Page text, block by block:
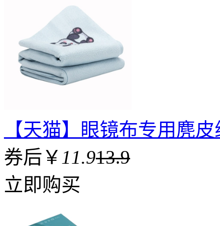
【天猫】眼镜布专用麂
券后￥ 11.913.9
立即购买